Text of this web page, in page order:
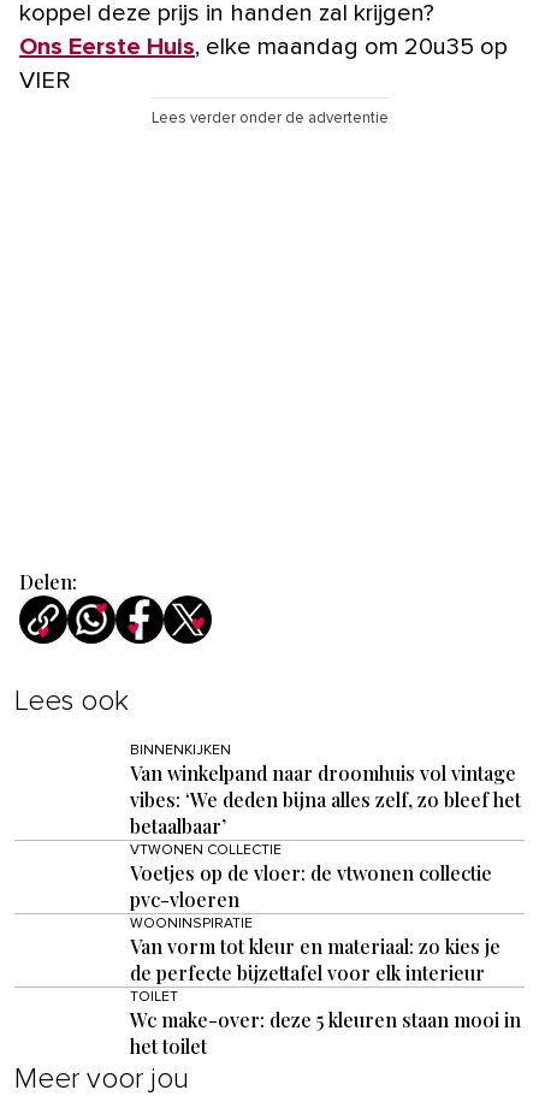
koppel deze prijs in handen zal krijgen?
Ons Eerste Huis, elke maandag om 20u35 op
VIER
Lees verder onder de advertentie
Delen:
Lees ook
BINNENKIJKEN
Van winkelpand naar droomhuis vol vintage
vibes: ‘We deden bijna alles zelf, zo bleef het
betaalbaar’
VTWONEN COLLECTIE
Voetjes op de vloer: de vtwonen collectie
pvc-vloeren
WOONINSPIRATIE
Van vorm tot kleur en materiaal: zo kies je
de perfecte bijzettafel voor elk interieur
TOILET
Wc make-over: deze 5 kleuren staan mooi in
het toilet
Meer voor jou